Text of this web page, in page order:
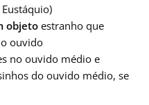
objeto estranho que
ouvido
no ouvido médio e
do ouvido médio, se